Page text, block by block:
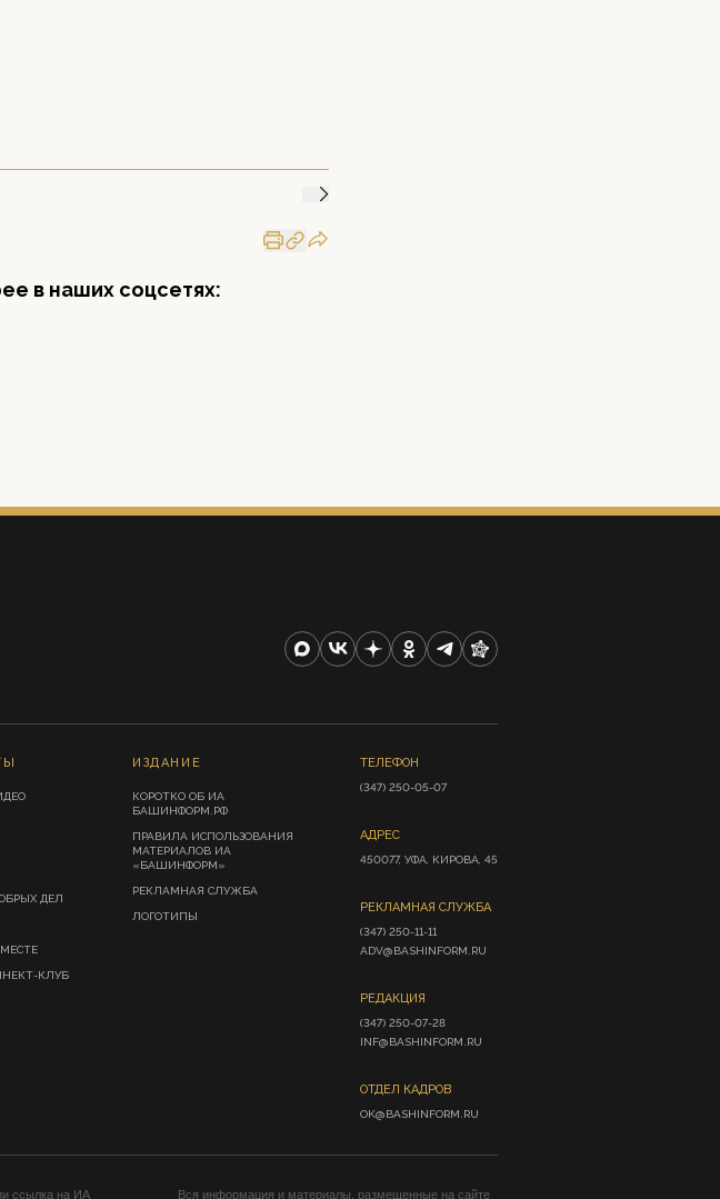
в наших соцсетях:
ДЕЛ
КЛУБ
ИЗДАНИЕ
КОРОТКО ОБ ИА
БАШИНФОРМ.РФ
ПРАВИЛА ИСПОЛЬЗОВАНИЯ
МАТЕРИАЛОВ ИА
«БАШИНФОРМ»
РЕКЛАМНАЯ СЛУЖБА
ЛОГОТИПЫ
ТЕЛЕФОН
(347) 250-05-07
АДРЕС
450077, УФА, КИРОВА, 45
РЕКЛАМНАЯ СЛУЖБА
(347) 250-11-11
ADV@BASHINFORM.RU
РЕДАКЦИЯ
(347) 250-07-28
INF@BASHINFORM.RU
ОТДЕЛ КАДРОВ
OK@BASHINFORM.RU
ссылка на ИА Вся информация и материалы, размещенные на сайте